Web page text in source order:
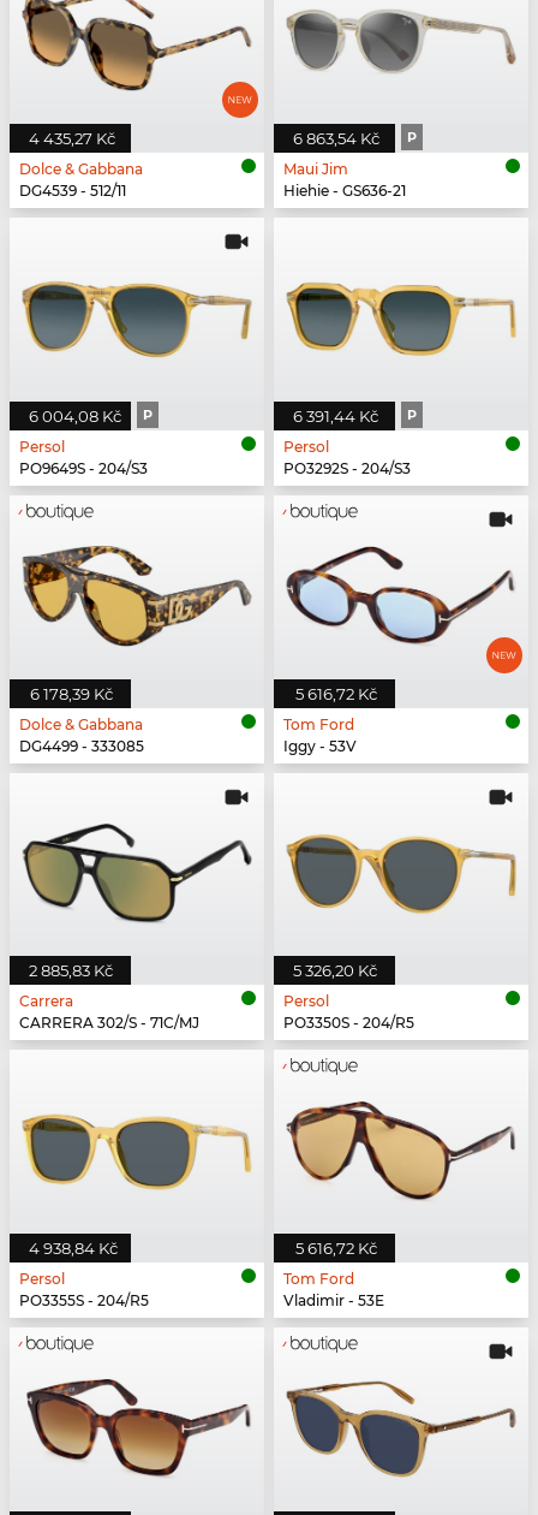
4 435,27 Kč
Dolce & Gabbana
DG4539 - 512/11
6 863,54 Kč P
Maui Jim
Hiehie - GS636-21
6 004,08 Kč P
Persol
PO9649S - 204/S3
6 391,44 Kč P
Persol
PO3292S - 204/S3
6 178,39 Kč
Dolce & Gabbana
DG4499 - 333085
5 616,72 Kč
Tom Ford
Iggy - 53V
2 885,83 Kč
Carrera
CARRERA 302/S - 71C/MJ
5 326,20 Kč
Persol
PO3350S - 204/R5
4 938,84 Kč
Persol
PO3355S - 204/R5
5 616,72 Kč
Tom Ford
Vladimir - 53E